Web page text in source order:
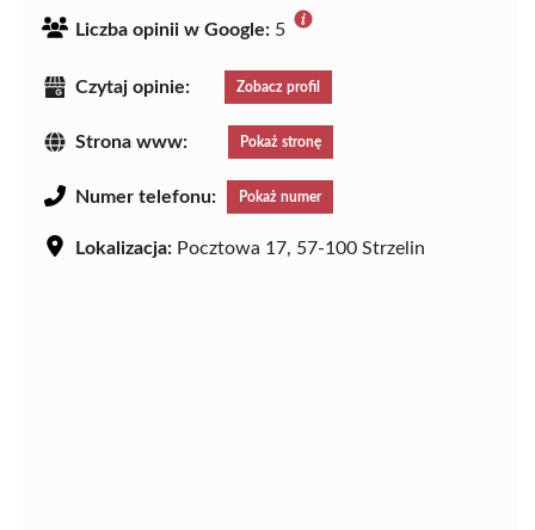
Liczba opinii w Google: 5
Czytaj opinie: Zobacz profil
Strona www: Pokaż stronę
Numer telefonu: Pokaż numer
Lokalizacja: Pocztowa 17, 57-100 Strzelin